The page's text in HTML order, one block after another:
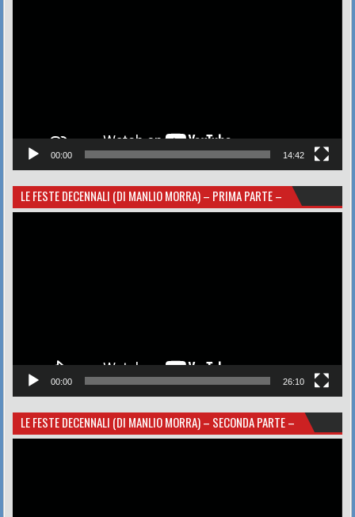
00:00 14:42
LE FESTE DECENNALI (DI MANLIO MORRA) – PRIMA PARTE –
00:00 26:10
LE FESTE DECENNALI (DI MANLIO MORRA) – SECONDA PARTE –